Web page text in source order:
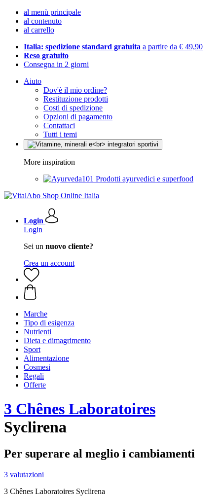
al menù principale
al contenuto
al carrello
Italia: spedizione standard gratuita a partire da € 49,90
Reso gratuito
Consegna in 2 giorni
Aiuto
Dov'è il mio ordine?
Restituzione prodotti
Costi di spedizione
Opzioni di pagamento
Contattaci
Tutti i temi
More inspiration
Prodotti ayurvedici e superfood
Login
Login
Sei un nuovo cliente?
Crea un account
Marche
Tipo di esigenza
Nutrienti
Dieta e dimagrimento
Sport
Alimentazione
Cosmesi
Regali
Offerte
3 Chênes Laboratoires
Syclirena
Per superare al meglio i cambiamenti
3 valutazioni
3 Chênes Laboratoires Syclirena